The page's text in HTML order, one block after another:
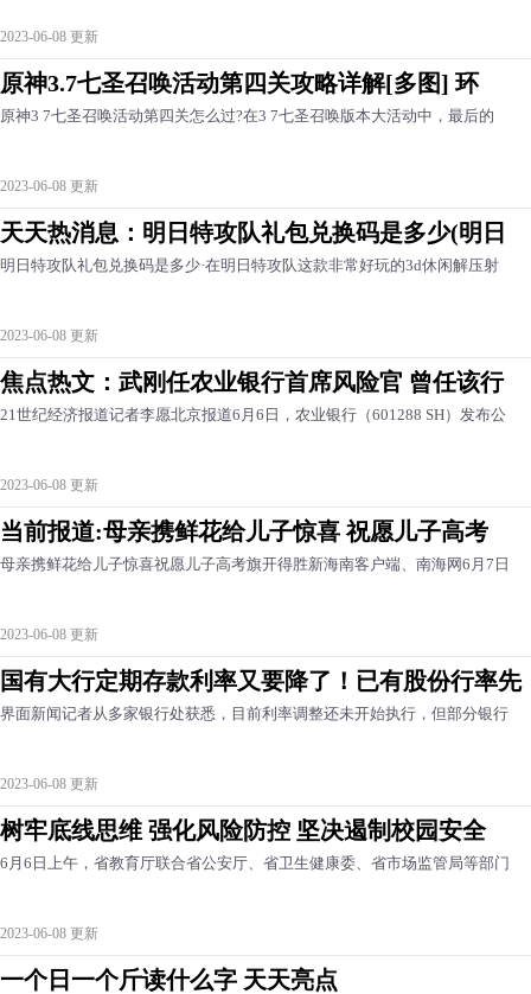
2023-06-08 更新
原神3.7七圣召唤活动第四关攻略详解[多图] 环
原神3 7七圣召唤活动第四关怎么过?在3 7七圣召唤版本大活动中，最后的
2023-06-08 更新
天天热消息：明日特攻队礼包兑换码是多少(明日
明日特攻队礼包兑换码是多少·在明日特攻队这款非常好玩的3d休闲解压射
2023-06-08 更新
焦点热文：武刚任农业银行首席风险官 曾任该行
21世纪经济报道记者李愿北京报道6月6日，农业银行（601288 SH）发布公
2023-06-08 更新
当前报道:母亲携鲜花给儿子惊喜 祝愿儿子高考
母亲携鲜花给儿子惊喜祝愿儿子高考旗开得胜新海南客户端、南海网6月7日
2023-06-08 更新
国有大行定期存款利率又要降了！已有股份行率先
界面新闻记者从多家银行处获悉，目前利率调整还未开始执行，但部分银行
2023-06-08 更新
树牢底线思维 强化风险防控 坚决遏制校园安全
6月6日上午，省教育厅联合省公安厅、省卫生健康委、省市场监管局等部门
2023-06-08 更新
一个日一个斤读什么字 天天亮点